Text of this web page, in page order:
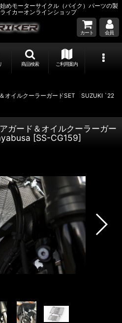
めモーターサイクル（バイク）パーツの製
イカーオンラインショップ
カート 会員
商品検索 ご利用案内
オイルクーラーガードSET SUZUKI `22
ガード＆オイルクーラーガー
[SS-CG159]